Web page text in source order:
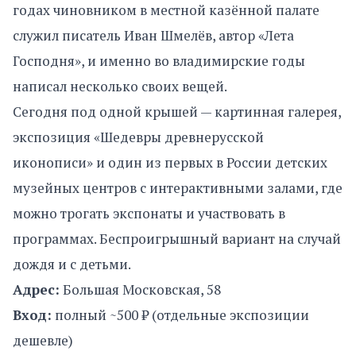
годах чиновником в местной казённой палате
служил писатель Иван Шмелёв, автор «Лета
Господня», и именно во владимирские годы
написал несколько своих вещей.
Сегодня под одной крышей — картинная галерея,
экспозиция «Шедевры древнерусской
иконописи» и один из первых в России детских
музейных центров с интерактивными залами, где
можно трогать экспонаты и участвовать в
программах. Беспроигрышный вариант на случай
дождя и с детьми.
Адрес: Большая Московская, 58
Вход: полный ~500 ₽ (отдельные экспозиции
дешевле)